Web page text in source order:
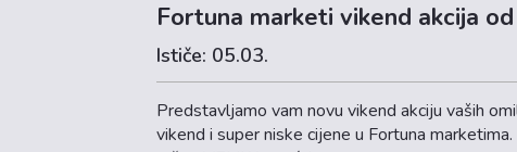
Fortuna marketi vikend akcija
Ističe: 05.03.
Predstavljamo vam novu vikend akciju vaših
vikend i super niske cijene u Fortuna